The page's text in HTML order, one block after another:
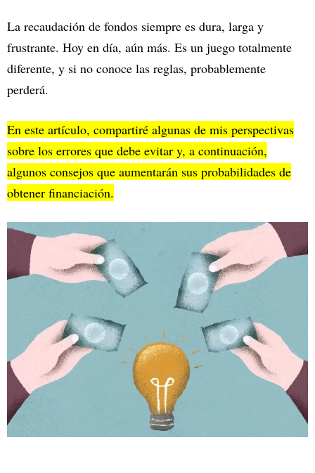
La recaudación de fondos siempre es dura, larga y
frustrante. Hoy en día, aún más. Es un juego totalmente
diferente, y si no conoce las reglas, probablemente
perderá.
En este artículo, compartiré algunas de mis perspectivas
sobre los errores que debe evitar y, a continuación,
algunos consejos que aumentarán sus probabilidades de
obtener financiación.